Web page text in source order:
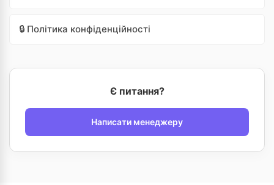
🔒 Політика конфіденційності
Є питання?
Написати менеджеру